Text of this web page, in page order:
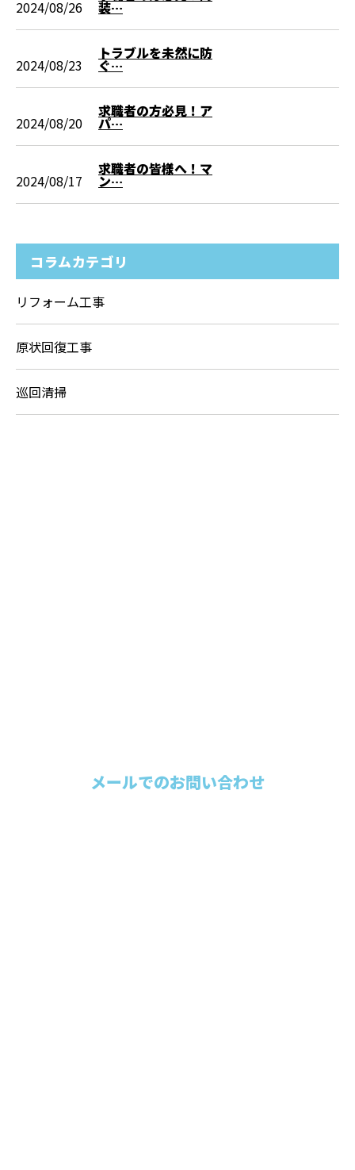
2024/08/26 装…
2024/08/23
トラブルを未然に防
ぐ…
2024/08/20
求職者の方必見！ア
パ…
2024/08/17
求職者の皆様へ！マ
ン…
コラムカテゴリ
リフォーム工事
原状回復工事
巡回清掃
メールでのお問い合わせ